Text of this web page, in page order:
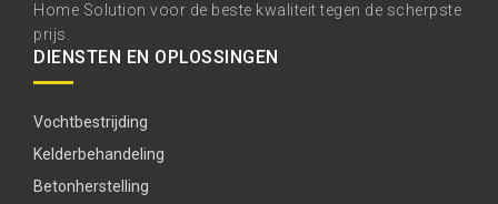
Home Solution voor de beste kwaliteit tegen de scherpste
prijs.
DIENSTEN EN OPLOSSINGEN
Vochtbestrijding
Kelderbehandeling
Betonherstelling